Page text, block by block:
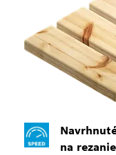
na rezanie